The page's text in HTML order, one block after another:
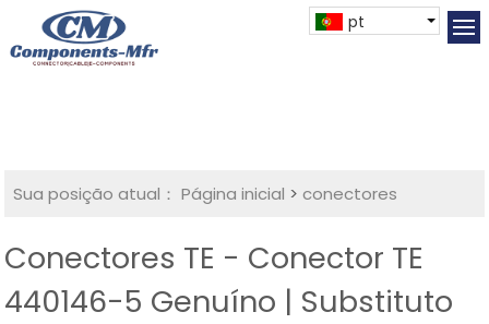
pt
Sua posição atual： Página inicial >conectores
Conectores TE - Conector TE
440146-5 Genuíno | Substituto